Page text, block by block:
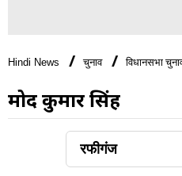
Hindi News चुनाव विधानसभा
प्रमोद कुमार सिंह